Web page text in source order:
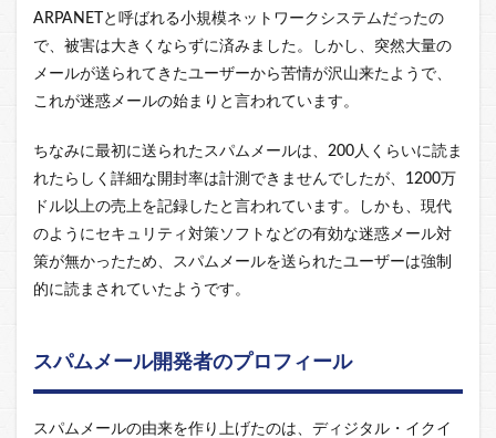
ARPANETと呼ばれる小規模ネットワークシステムだったの
で、被害は大きくならずに済みました。しかし、突然大量の
メールが送られてきたユーザーから苦情が沢山来たようで、
これが迷惑メールの始まりと言われています。
ちなみに最初に送られたスパムメールは、200人くらいに読ま
れたらしく詳細な開封率は計測できませんでしたが、1200万
ドル以上の売上を記録したと言われています。しかも、現代
のようにセキュリティ対策ソフトなどの有効な迷惑メール対
策が無かったため、スパムメールを送られたユーザーは強制
的に読まされていたようです。
スパムメール開発者のプロフィール
スパムメールの由来を作り上げたのは、ディジタル・イクイ